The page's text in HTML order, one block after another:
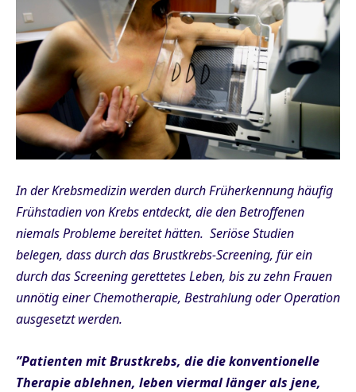
In der Krebsmedizin werden durch Früherkennung häufig
Frühstadien von Krebs entdeckt, die den Betroffenen
niemals Probleme bereitet hätten. Seriöse Studien
belegen, dass durch das Brustkrebs-Screening, für ein
durch das Screening gerettetes Leben, bis zu zehn Frauen
unnötig einer Chemotherapie, Bestrahlung oder Operation
ausgesetzt werden.
”Patienten mit Brustkrebs, die die konventionelle
Therapie ablehnen, leben viermal länger als jene,